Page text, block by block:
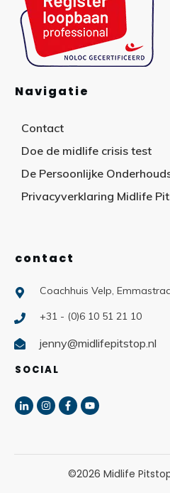
Navigatie
Contact
Doe de midlife crisis test
De Persoonlijke
Privacyverklaring Midlife
contact
Coachhuis Velp,
+31 - (0)6 10 51 21 10
jenny@midlifepitstop.nl
SOCIAL
©2026 Midlife